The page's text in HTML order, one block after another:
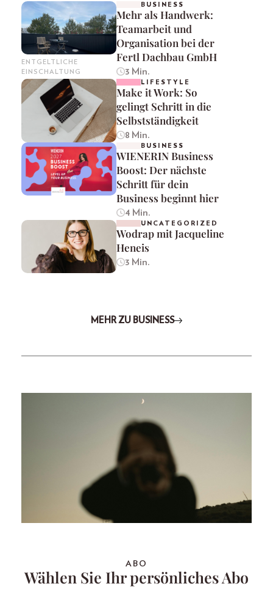
ENTGELTLICHE
EINSCHALTUNG
BUSINESS
Mehr als Handwerk:
Teamarbeit und
Organisation bei der
Fertl Dachbau GmbH
3 Min.
LIFESTYLE
Make it Work: So
gelingt Schritt in die
Selbstständigkeit
8 Min.
BUSINESS
WIENERIN Business
Boost: Der nächste
Schritt für dein
Business beginnt hier
4 Min.
UNCATEGORIZED
Wodrap mit Jacqueline
Heneis
3 Min.
MEHR ZU BUSINESS
ABO
Wählen Sie Ihr persönliches Abo